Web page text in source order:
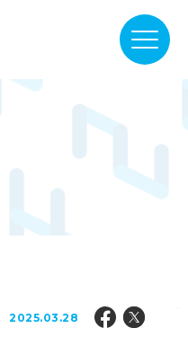
2025.03.28